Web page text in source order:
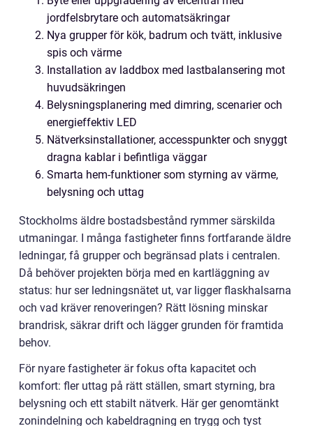
jordfelsbrytare och automatsäkringar
Nya grupper för kök, badrum och tvätt, inklusive
spis och värme
Installation av laddbox med lastbalansering mot
huvudsäkringen
Belysningsplanering med dimring, scenarier och
energieffektiv LED
Nätverksinstallationer, accesspunkter och snyggt
dragna kablar i befintliga väggar
Smarta hem-funktioner som styrning av värme,
belysning och uttag
Stockholms äldre bostadsbestånd rymmer särskilda
utmaningar. I många fastigheter finns fortfarande äldre
ledningar, få grupper och begränsad plats i centralen.
Då behöver projekten börja med en kartläggning av
status: hur ser ledningsnätet ut, var ligger flaskhalsarna
och vad kräver renoveringen? Rätt lösning minskar
brandrisk, säkrar drift och lägger grunden för framtida
behov.
För nyare fastigheter är fokus ofta kapacitet och
komfort: fler uttag på rätt ställen, smart styrning, bra
belysning och ett stabilt nätverk. Här ger genomtänkt
zonindelning och kabeldragning en trygg och tyst